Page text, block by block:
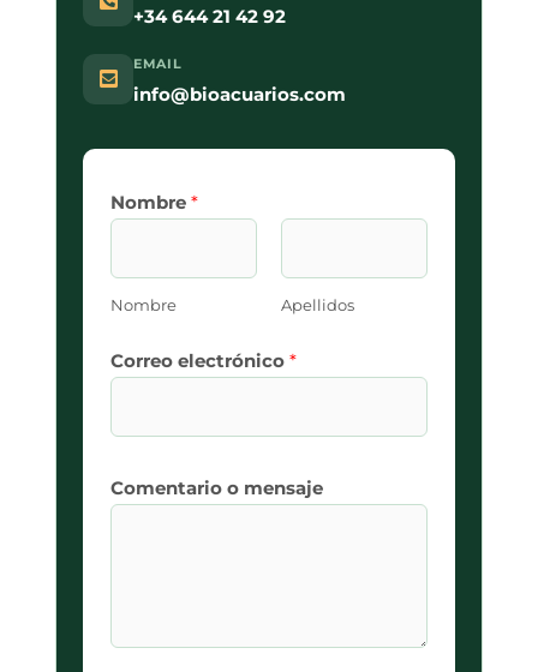
+34 644 21 42 92
EMAIL
info@bioacuarios.com
Nombre *
Nombre Apellidos
Correo electrónico *
Comentario o mensaje